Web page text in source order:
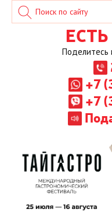
Поделитесь
+7
+7